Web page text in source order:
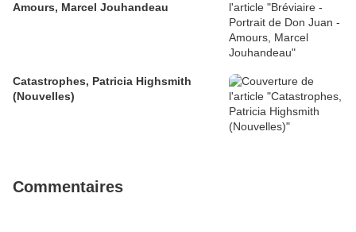
Amours, Marcel Jouhandeau
Catastrophes, Patricia Highsmith
(Nouvelles)
Commentaires